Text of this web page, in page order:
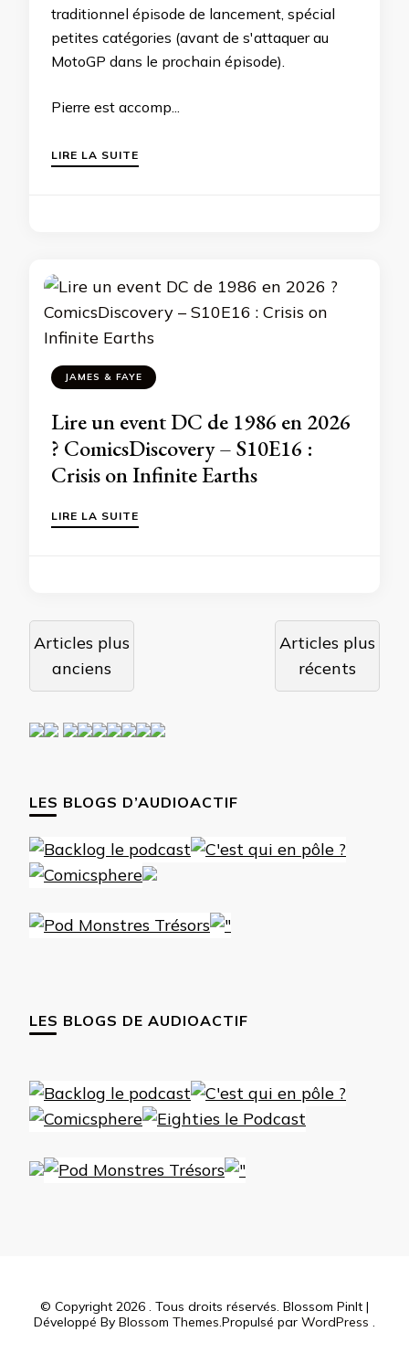
traditionnel épisode de lancement, spécial
petites catégories (avant de s'attaquer au
MotoGP dans le prochain épisode).
Pierre est accomp...
LIRE LA SUITE
JAMES & FAYE
Lire un event DC de 1986 en 2026
? ComicsDiscovery – S10E16 :
Crisis on Infinite Earths
LIRE LA SUITE
Navigation
des
articles
Articles plus
anciens
Articles plus
récents
LES BLOGS D’AUDIOACTIF
LES BLOGS DE AUDIOACTIF
© Copyright 2026 . Tous droits réservés. Blossom PinIt |
Développé By Blossom Themes.Propulsé par WordPress .